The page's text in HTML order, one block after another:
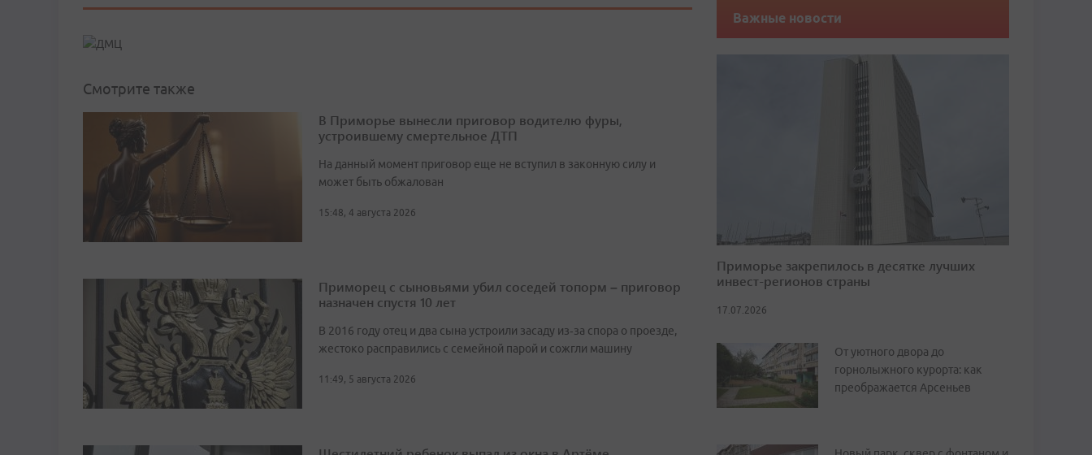
Смотрите также
В Приморье вынесли приговор водителю фуры,
устроившему смертельное ДТП
На данный момент приговор еще не вступил в законную силу и
может быть обжалован
15:48, 4 августа 2026
Приморец с сыновьями убил соседей топорм – приговор
назначен спустя 10 лет
В 2016 году отец и два сына устроили засаду из‑за спора о проезде,
жестоко расправились с семейной парой и сожгли машину
11:49, 5 августа 2026
Важные новости
Приморье закрепилось в десятке лучших
инвест-регионов страны
17.07.2026
От уютного двора до
горнолыжного курорта: как
преображается Арсеньев